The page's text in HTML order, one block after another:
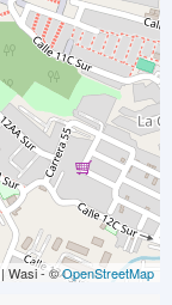
| Wasi - ©OpenStreetMap